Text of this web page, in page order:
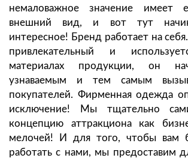
немаловажное значение имеет
внешний вид, и вот тут
интересное! Бренд работает на
привлекательный и
материалах продукции, он
узнаваемым и тем самым
покупателей. Фирменная одежда
исключение! Мы тщательно
концепцию аттракциона как
мелочей! И для того, чтобы вам
работать с нами, мы предоставим